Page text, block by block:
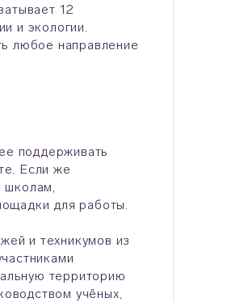
12
и экологии.
любое направление
поддерживать
Если же
школам,
для работы.
и техникумов из
территорию
учёных,